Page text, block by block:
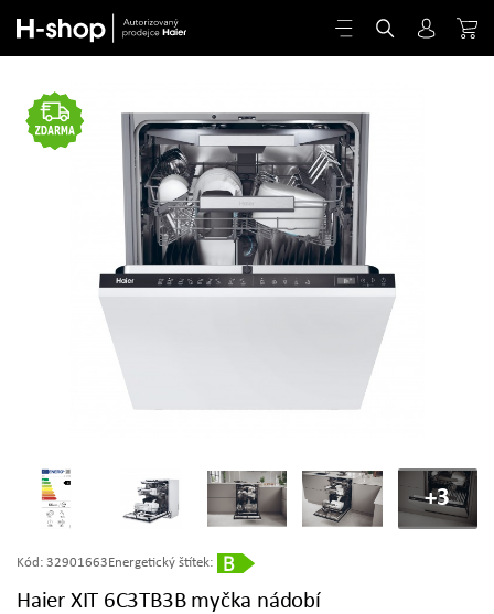
+3
Kód: 32901663 Energetický štítek:
Haier XIT 6C3TB3B myčka nádobí